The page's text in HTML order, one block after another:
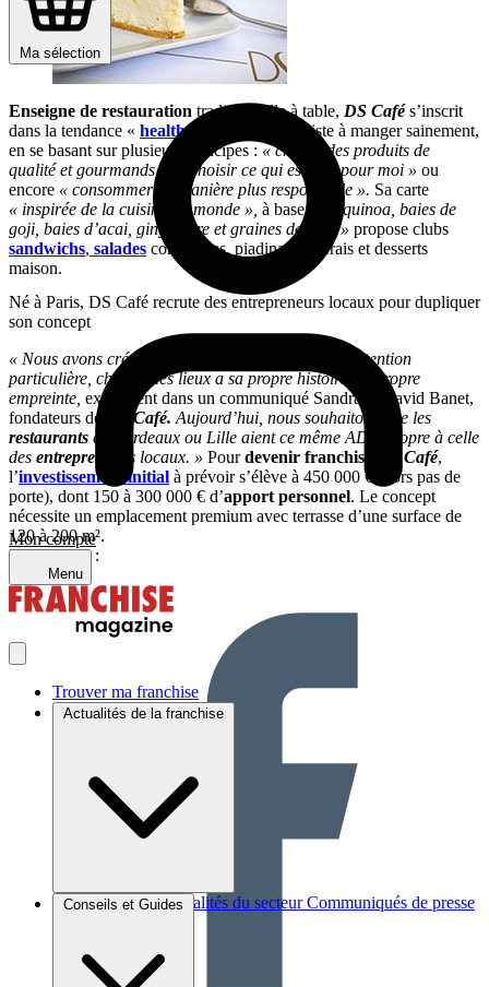
Ma sélection
Mon compte
Menu
Trouver ma franchise
Actualités de la franchise
Brèves et actus Actualités du secteur Communiqués de presse
Conseils et Guides
Enseigne de restauration traditionnelle à table, DS Cafés’inscrit
dans la tendance « healthy food
», qui consiste à manger sainement,
en se basant sur plusieurs principes : « choisir des produits de
qualité et gourmands »
« choisir ce qui est bon pour moi » ou
encore « consommer de manière plus responsable ». Sa carte
« inspirée de la cuisine du monde », à base de
« quinoa, baies de
goji, baies d’acai, gingembre et graines de chia » propose clubs
sandwichs, salades composées, piadinas, jus frais et desserts
maison.
Né à Paris, DS Café recrute des entrepreneurs locaux pour dupliquer
son concept
« Nous avons créé tous nos
avec une attention
particulière, chacun des lieux a sa propre histoire, sa propre
empreinte, expliquent dans un communiqué Sandra et David Banet,
fondateurs de
DS Café. Aujourd’hui, nous souhaitons que les
restaurants de Bordeaux ou Lille aient ce même ADN propre à celle
des entrepreneurs locaux. » Pourdevenir franchisé DS Café,
l’investissement initial à prévoir s’élève à 450 000 € (hors pas de
porte), dont 150 à 300 000 € d’apport personnel. Le concept
nécessite un emplacement premium avec terrasse d’une surface de
120 à 200 m².
Partager sur :